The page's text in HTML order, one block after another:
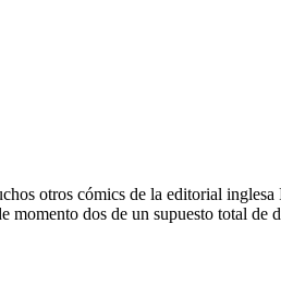
otros cómics de la editorial
dos de un supuesto total de